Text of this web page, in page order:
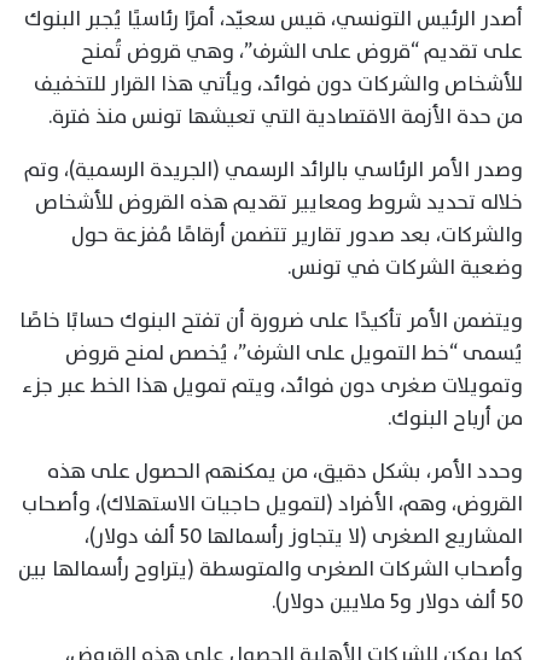
أصدر الرئيس التونسي، قيس سعيّد، أمرًا رئاسيًا يُجبر البنوك
على تقديم “قروض على الشرف”، وهي قروض تُمنح
للأشخاص والشركات دون فوائد، ويأتي هذا القرار للتخفيف
من حدة الأزمة الاقتصادية التي تعيشها تونس منذ فترة.
وصدر الأمر الرئاسي بالرائد الرسمي (الجريدة الرسمية)، وتم
خلاله تحديد شروط ومعايير تقديم هذه القروض للأشخاص
والشركات، بعد صدور تقارير تتضمن أرقامًا مُفزعة حول
وضعية الشركات في تونس.
ويتضمن الأمر تأكيدًا على ضرورة أن تفتح البنوك حسابًا خاصًا
يُسمى “خط التمويل على الشرف”، يُخصص لمنح قروض
وتمويلات صغرى دون فوائد، ويتم تمويل هذا الخط عبر جزء
من أرباح البنوك.
وحدد الأمر، بشكل دقيق، من يمكنهم الحصول على هذه
القروض، وهم، الأفراد (لتمويل حاجيات الاستهلاك)، وأصحاب
المشاريع الصغرى (لا يتجاوز رأسمالها 50 ألف دولار)،
وأصحاب الشركات الصغرى والمتوسطة (يتراوح رأسمالها بين
50 ألف دولار و5 ملايين دولار).